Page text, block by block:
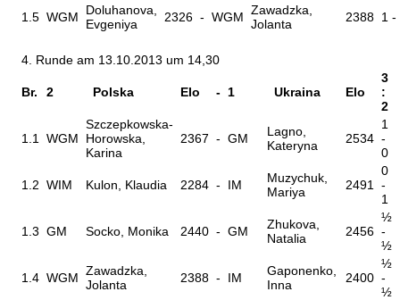
1.5 WGM
Doluhanova,
Evgeniya
2326 - WGM Zawadzka,
Jolanta
2388 1 -
4. Runde am 13.10.2013 um 14,30
Br. 2 Polska Elo - 1 Ukraina Elo
3
:
2
1.1 WGM
Szczepkowska-
Horowska,
Karina
2367 - GM
Lagno,
Kateryna
2534
1
-
0
1.2 WIM Kulon, Klaudia 2284 - IM
Muzychuk,
Mariya
2491
0
-
1
1.3 GM Socko, Monika 2440 - GM
Zhukova,
Natalia
2456
½
-
½
1.4 WGM Zawadzka,
Jolanta
2388 - IM
Gaponenko,
Inna
2400
½
-
½